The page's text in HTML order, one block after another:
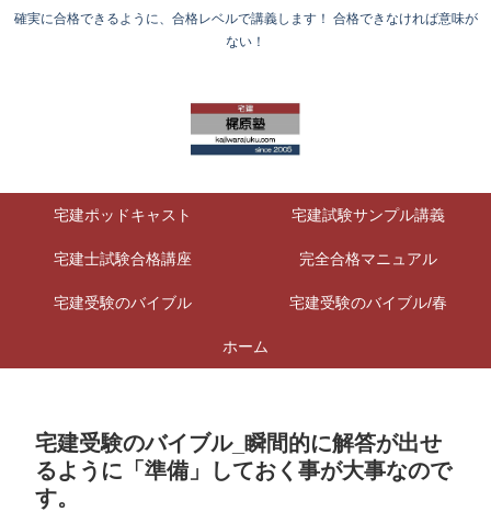
確実に合格できるように、合格レベルで講義します！ 合格できなければ意味が
ない！
宅建ポッドキャスト 宅建試験サンプル講義
宅建士試験合格講座 完全合格マニュアル
宅建受験のバイブル 宅建受験のバイブル/春
ホーム
宅建受験のバイブル_瞬間的に解答が出せ
るように「準備」しておく事が大事なので
す。